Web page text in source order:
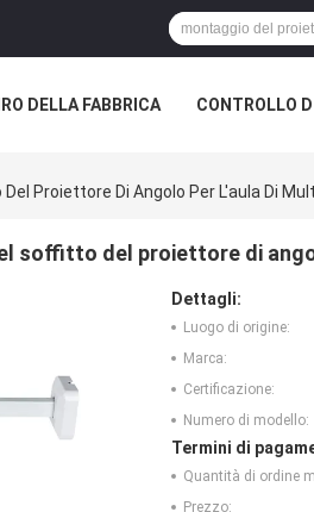
DELLA FABBRICA CONTROLLO
Proiettore Di Angolo Per L'aula Di
soffitto del proiettore di
Dettagli:
Luogo di origine:
Marca:
Certificazione:
Numero di modello:
Termini di
Quantità di ordine
Prezzo: